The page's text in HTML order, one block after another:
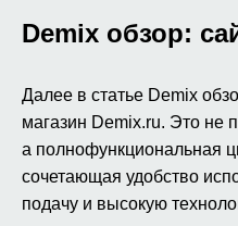
Demix обзор:
Далее в статье Demix
магазин Demix.ru. Это не
а полнофункциональная
сочетающая удобство
подачу и высокую